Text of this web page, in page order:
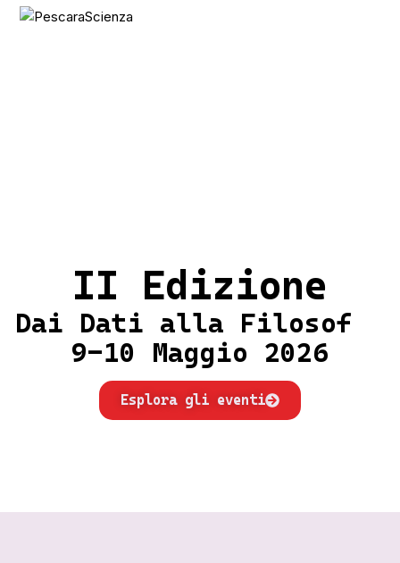
II Edizione
Dai Dati alla Filosof
9-10 Maggio 2026
Esplora gli eventi